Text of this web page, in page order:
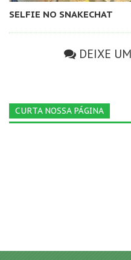
SELFIE NO SNAKECHAT
DEIXE
CURTA NOSSA PÁGINA